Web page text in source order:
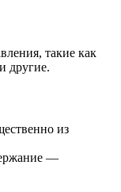
такие как
другие.
из
—